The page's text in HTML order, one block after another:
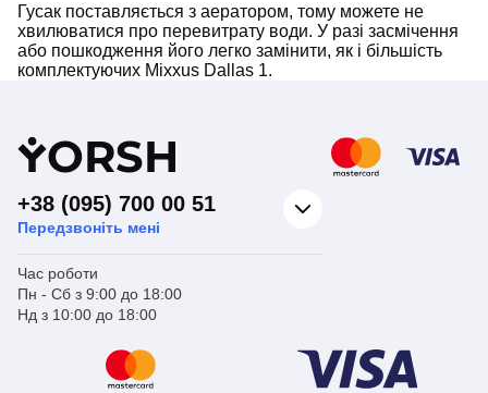
Гусак поставляється з аератором, тому можете не
хвилюватися про перевитрату води. У разі засмічення
або пошкодження його легко замінити, як і більшість
комплектуючих Mixxus Dallas 1.
YORSH
+38 (095) 700 00 51
Передзвоніть мені
Час роботи
Пн - Сб з 9:00 до 18:00
Нд з 10:00 до 18:00